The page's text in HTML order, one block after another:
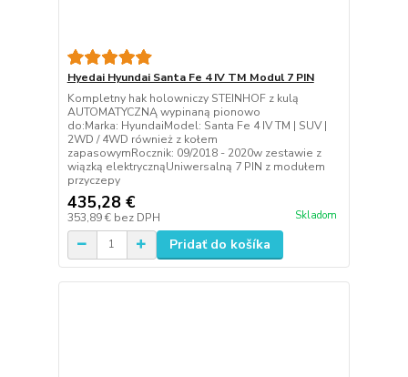
Hyedai Hyundai Santa Fe 4 IV TM Modul 7 PIN
Kompletny hak holowniczy STEINHOF z kulą
AUTOMATYCZNĄ wypinaną pionowo
do:Marka: HyundaiModel: Santa Fe 4 IV TM | SUV |
2WD / 4WD również z kołem
zapasowymRocznik: 09/2018 - 2020w zestawie z
wiązką elektrycznąUniwersalną 7 PIN z modułem
przyczepy
435,28 €
353,89 € bez DPH Skladom
Pridať do košíka